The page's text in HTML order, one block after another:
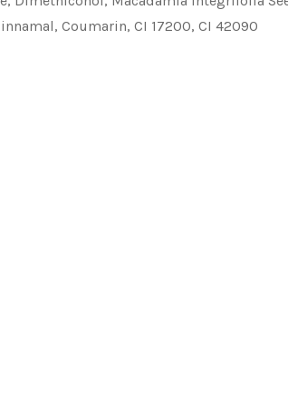
Coumarin, CI 17200, CI 42090